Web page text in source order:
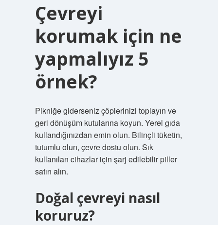
Çevreyi
korumak için ne
yapmalıyız 5
örnek?
Pikniğe giderseniz çöplerinizi toplayın ve
geri dönüşüm kutularına koyun. Yerel gıda
kullandığınızdan emin olun. Bilinçli tüketin,
tutumlu olun, çevre dostu olun. Sık
kullanılan cihazlar için şarj edilebilir piller
satın alın.
Doğal çevreyi nasıl
koruruz?